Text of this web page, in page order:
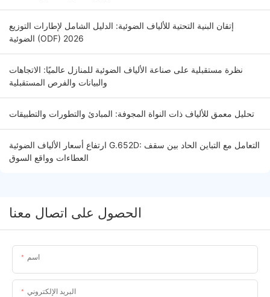
إتقان البنية التحتية للألياف الضوئية: الدليل الشامل لإطارات التوزيع
الضوئية (ODF) 2026
نظرة مستقبلية على صناعة الألياف الضوئية للمنازل عالميًا: الاتجاهات
والبيانات والفرص المستقبلية
تحليل معمق للألياف ذات النواة المجوفة: المبادئ والتطورات والتطبيقات
ارتفاع أسعار الألياف الضوئية G.652D: التعامل مع التباين الحاد بين سقف
العطاءات وواقع السوق
الحصول على اتصال معنا
اسم
البريد الإلكتروني